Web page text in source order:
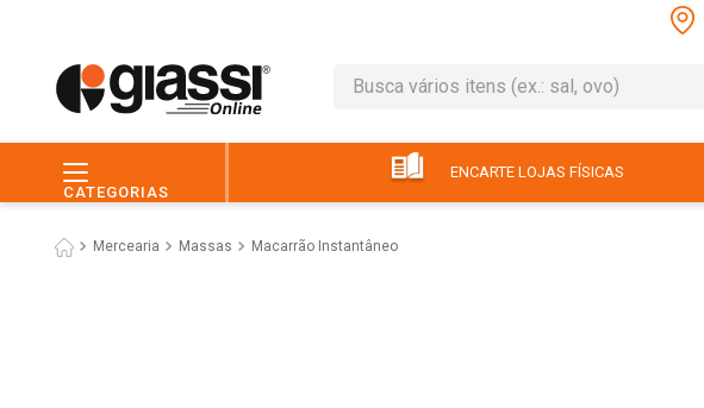
Busca vários itens (ex.: sal, ovo)
CATEGORIAS
ENCARTE LOJAS FÍSICAS
Mercearia Massas Macarrão Instantâneo
café
3º queijo